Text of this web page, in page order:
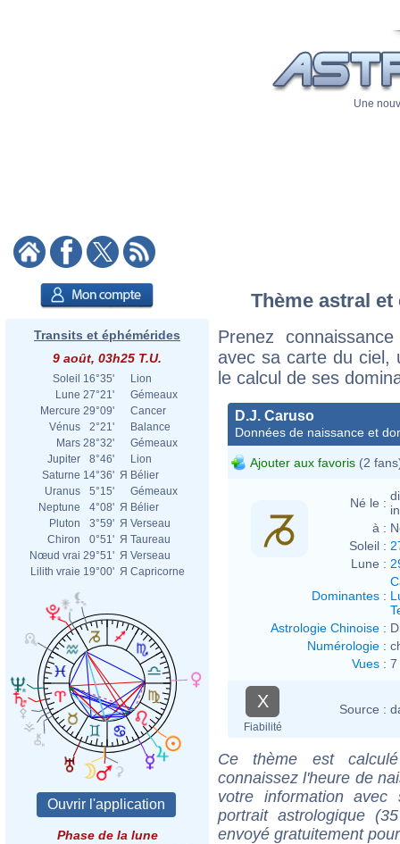
Une
Transits et éphémérides
9 août, 03h25 T.U.
Soleil 16°35'
Lion
Lune 27°21'
Gémeaux
Mercure 29°09'
Cancer
Vénus
2°21'
Balance
Mars 28°32'
Gémeaux
Jupiter
8°46'
Lion
Saturne 14°36' Я Bélier
Uranus
5°15'
Gémeaux
Neptune
4°08' Я Bélier
Pluton
3°59' Я Verseau
Chiron
0°51' Я Taureau
Nœud vrai 29°51' Я Verseau
Lilith vraie 19°00' Я Capricorne
Phase de la lune
Thème astral
Prenez
avec sa carte du ciel,
le calcul de ses
D.J. Caruso
Données de naissance et
Ajouter aux favoris (2
Né le :
à :
Soleil :
Lune :
Dominantes :
Astrologie Chinoise :
Numérologie :
Vues : 7
X
Fiabilité
Source :
Ce thème est
connaissez l'heure de
votre information
portrait astrologique
envoyé gratuitement